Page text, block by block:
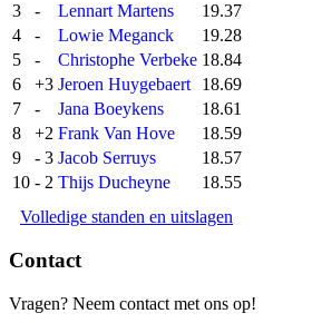
3
- Lennart Martens
19.37
4
- Lowie Meganck
19.28
5
- Christophe Verbeke 18.84
6
+3 Jeroen Huygebaert
18.69
7
- Jana Boeykens
18.61
8
+2 Frank Van Hove
18.59
9
- 3 Jacob Serruys
18.57
10 - 2 Thijs Ducheyne
18.55
Volledige standen en uitslagen
Contact
Vragen? Neem contact met ons op!